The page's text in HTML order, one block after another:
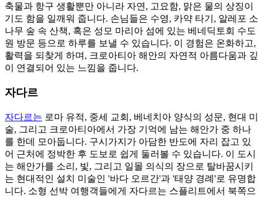
축물과 항구 생활뿐만 아니라 자연, 고요함, 맑은 물의 상징이
기도 함을 일깨워 줍니다. 손님들은 수영, 카약 타기, 알레포 소
나무 숲 속 산책, 혹은 성모 마리아 섬에 있는 베네딕토회 수도
원 방문 등으로 하루를 보낼 수 있습니다. 이 경험은 온화하고,
활력을 되찾게 하며, 크로아티아 해안의 자연적 아름다움과 깊
이 연결되어 있는 느낌을 줍니다.
자다르
자다르는 로마 유적, 중세 교회, 베네치아 양식의 성문, 현대 미
술, 그리고 크로아티아에서 가장 기억에 남는 해안가 중 하나
를 한데 모아둡니다. 구시가지가 아담한 반도에 자리 잡고 있
어 근처에 정박한 후 도보로 쉽게 둘러볼 수 있습니다. 이 도시
는 해안가를 소리, 빛, 그리고 일몰 의식의 장으로 탈바꿈시키
는 현대적인 설치 미술인 '바다 오르간'과 '태양 경례'로 유명합
니다. 소형 선박 여행객들에게 자다르는 스플리트에서 북쪽으